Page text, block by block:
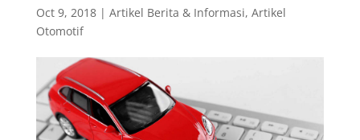
Oct 9, 2018| Artikel Berita & Informasi, Artikel
Otomotif